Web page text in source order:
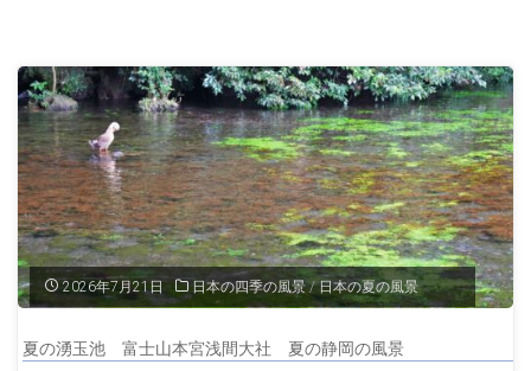
2026年7月21日 日本の四季の風景 / 日本の夏の風景
夏の湧玉池 富士山本宮浅間大社 夏の静岡の風景